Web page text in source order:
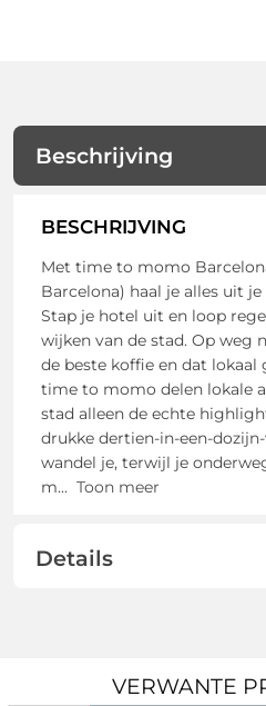
Beschrijving
BESCHRIJVING
Met time to momo
Barcelona) haal je alles uit
Stap je hotel uit en loop
wijken van de stad. Op weg
de beste koffie en dat
time to momo delen lokale
stad alleen de echte
drukke dertien-in-een-
wandel je, terwijl je
m... Toon meer
Details
VERWANTE